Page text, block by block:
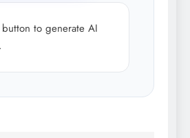
to generate AI